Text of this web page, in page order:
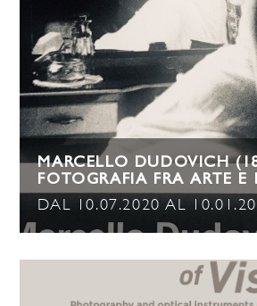
MARCELLO DUDOVICH
FOTOGRAFIA FRA ARTE E
DAL 10.07.2020 AL